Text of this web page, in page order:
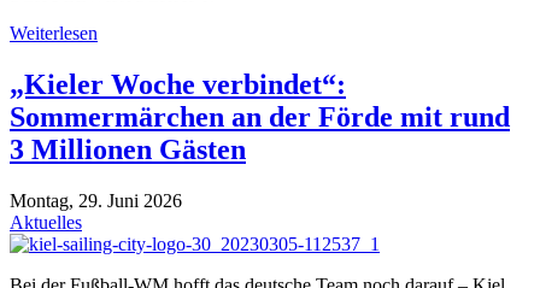
Weiterlesen
„Kieler Woche verbindet“:
Sommermärchen an der Förde mit rund
3 Millionen Gästen
Montag, 29. Juni 2026
Aktuelles